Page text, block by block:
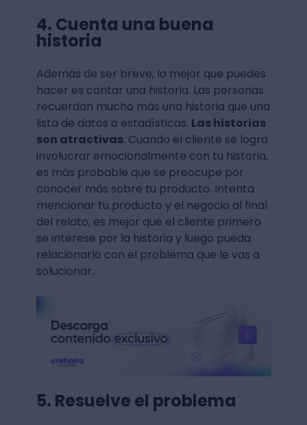
4. Cuenta una buena
historia
Además de ser breve, lo mejor que puedes
hacer es contar una historia. Las personas
recuerdan mucho más una historia que una
lista de datos o estadísticas. Las historias
son atractivas. Cuando el cliente se logra
involucrar emocionalmente con tu historia,
es más probable que se preocupe por
conocer más sobre tu producto. Intenta
mencionar tu producto y el negocio al final
del relato, es mejor que el cliente primero
se interese por la historia y luego pueda
relacionarlo con el problema que le vas a
solucionar.
5. Resuelve el problema